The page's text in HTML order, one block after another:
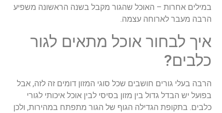
במילים אחרות – האוכל שהגור מקבל בשנה הראשונה משפיע
הרבה מעבר לארוחה עצמה.
איך לבחור אוכל מתאים לגור
כלבים?
הרבה בעלי גורים חושבים שכל סוגי המזון דומים זה לזה, אבל
בפועל יש הבדל גדול בין מזון בסיסי לבין אוכל איכותי לגורי
כלבים. בתקופת הגדילה הגוף של הגור מתפתח במהירות, ולכן